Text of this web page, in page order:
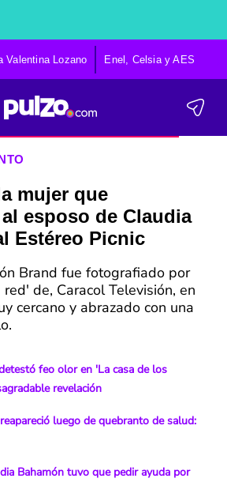
Valentina Lozano Enel, Celsia y AES
mujer que
esposo de Claudia
Estéreo Picnic
Brand fue fotografiado por
de, Caracol Televisión, en
cercano y abrazado con una
feo olor en 'La casa de los
revelación
luego de quebranto de salud:
Bahamón tuvo que pedir ayuda por